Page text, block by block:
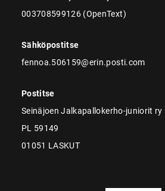
003708599126 (OpenText)
Sähköpostitse
fennoa.506159@erin.posti.com
Postitse
Seinäjoen Jalkapallokerho-juniorit ry
PL 59149
01051 LASKUT